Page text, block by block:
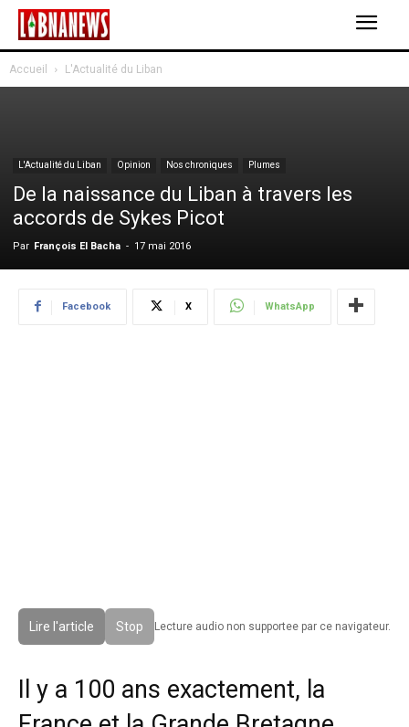
Accueil L'Actualité du Liban
L'Actualité du Liban Opinion Nos chroniques Plumes
De la naissance du Liban à travers les
accords de Sykes Picot
Par François El Bacha - 17 mai 2016
Facebook X WhatsApp
Lire l'article Stop Lecture audio non supportee par ce navigateur.
Il y a 100 ans exactement, la